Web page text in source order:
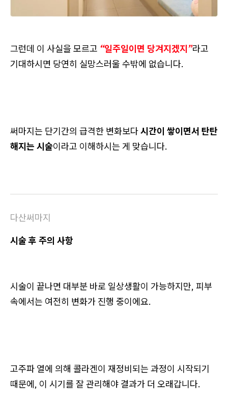
그런데 이 사실을 모르고 “일주일이면 당겨지겠지”라고
기대하시면 당연히 실망스러울 수밖에 없습니다.
써마지는 단기간의 급격한 변화보다시간이 쌓이면서 탄탄
해지는 시술이라고 이해하시는 게 맞습니다.
다산써마지
시술 후 주의 사항
시술이 끝나면 대부분 바로 일상생활이 가능하지만, 피부
속에서는 여전히 변화가 진행 중이에요.
고주파 열에 의해 콜라겐이 재정비되는 과정이 시작되기
때문에, 이 시기를 잘 관리해야 결과가 더 오래갑니다.